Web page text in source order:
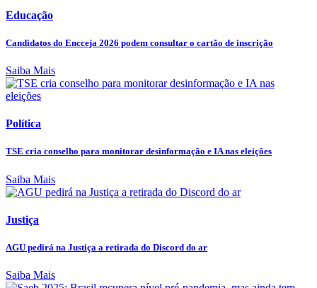
Educação
Candidatos do Encceja 2026 podem consultar o cartão de inscrição
Saiba Mais
Política
TSE cria conselho para monitorar desinformação e IA nas eleições
Saiba Mais
Justiça
AGU pedirá na Justiça a retirada do Discord do ar
Saiba Mais